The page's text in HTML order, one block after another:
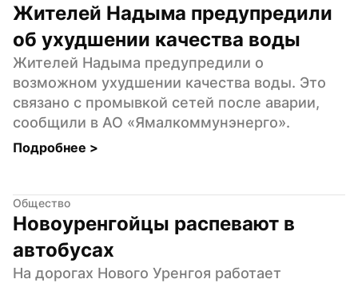
Жителей Надыма предупредили
об ухудшении качества воды
Жителей Надыма предупредили о
возможном ухудшении качества воды. Это
связано с промывкой сетей после аварии,
сообщили в АО «Ямалкоммунэнерго».
Подробнее >
Общество
Новоуренгойцы распевают в
автобусах
На дорогах Нового Уренгоя работает